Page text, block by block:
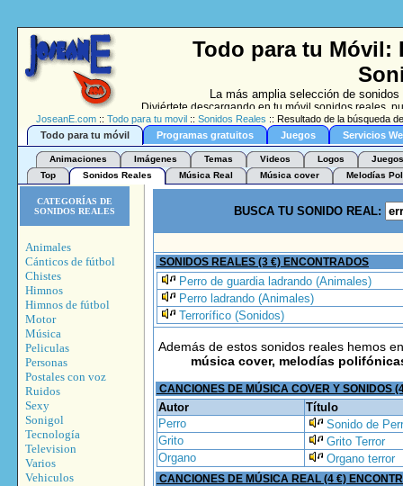
Todo para tu Móvil:
La más amplia selección de
Diviértete descargando en tu móvil sonidos reales,
guardia ladrando (Animales), Perro gruñiendo y
JoseanE.com :: Todo para tu movil :: Sonidos Reales :: Resultado de la búsqueda
Todo para tu móvil
Programas gratuitos Juegos Servicios
Animaciones Imágenes Temas Videos Logos
Top
Sonidos Reales Música Real Música cover Melodías
CATEGORÍAS DE
SONIDOS REALES
Animales
Cánticos de fútbol
Chistes
Himnos
Himnos de fútbol
Motor
Música
Peliculas
Personas
Postales con voz
Ruidos
Sexy
Sonigol
Tecnología
Television
Varios
Vehiculos
BUSCA TU SONIDO REAL:
SONIDOS REALES (3 €) ENCONTRADOS
Perro de guardia ladrando (Animales)
Perro ladrando (Animales)
Terrorífico (Sonidos)
Además de estos sonidos reales hemos
música cover, melodías
CANCIONES DE MÚSICA COVER Y SONIDOS
Autor
Título
Perro
Sonido de
Grito
Grito Terror
Organo
Organo terror
CANCIONES DE MÚSICA REAL (4 €)